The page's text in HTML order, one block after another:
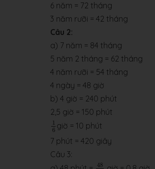
6 năm = 72 tháng
3 năm rưỡi = 42 tháng
Câu 2:
a) 7 năm = 84 tháng
5 năm 2 tháng = 62 tháng
4 năm rưỡi = 54 tháng
4 ngày = 48 giờ
b) 4 giờ = 240 phút
2,5 giờ = 150 phút
1
6
16 giờ = 10 phút
7 phút = 420 giây
Câu 3:
48
48